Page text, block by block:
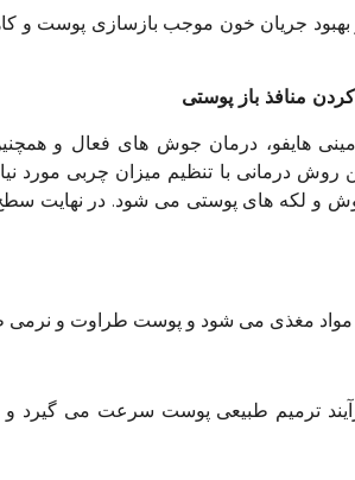
بهبود جریان خون موجب بازسازی پوست
مینی هایفو، درمان جوش های فعال و
روش درمانی با تنظیم میزان چربی مورد
جوش و لکه های پوستی می شود. در نهایت
مغذی می شود و پوست طراوت و نرمی
ترمیم طبیعی پوست سرعت می گیرد